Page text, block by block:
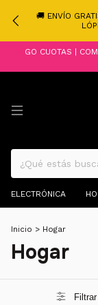
🚚 ENVÍO
GO CUOTAS |
ELECTRÓNICA
Inicio > Hogar
Hogar
Filtrar